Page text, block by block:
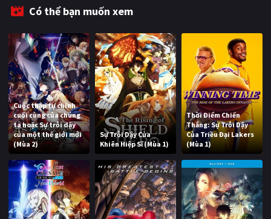
Có thể bạn muốn xem
Cuộc thập tự chinh
cuối cùng của chúng
ta hoặc Sự trỗi dậy
của một thế giới mới
(Mùa 2)
Sự Trỗi Dậy Của
Khiên Hiệp Sĩ (Mùa 1)
Thời Điểm Chiến
Thắng: Sự Trỗi Dậy
Của Triều Đại Lakers
(Mùa 1)